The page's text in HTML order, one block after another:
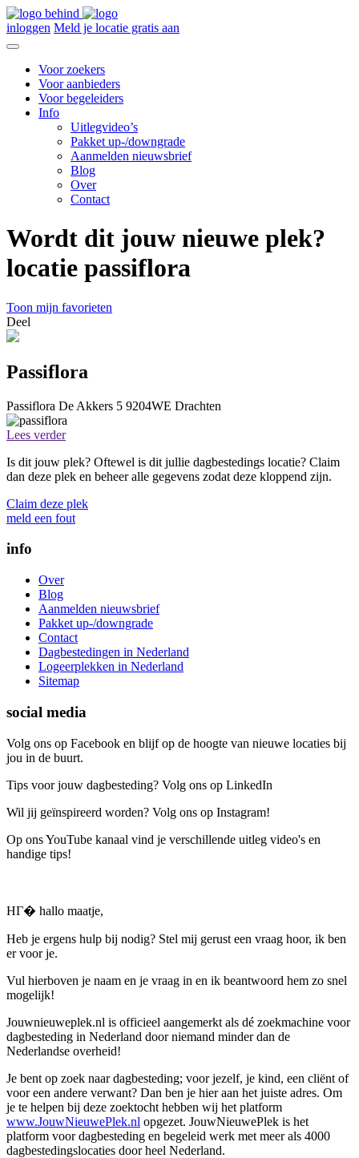
inloggen Meld je locatie gratis aan
Voor zoekers
Voor aanbieders
Voor begeleiders
Info
Uitlegvideo’s
Pakket up-/downgrade
Aanmelden nieuwsbrief
Blog
Over
Contact
Wordt dit jouw nieuwe plek?
locatie passiflora
Toon mijn favorieten
Deel
Passiflora
Passiflora De Akkers 5 9204WE Drachten
Lees verder
Is dit jouw plek? Oftewel is dit jullie dagbestedings locatie? Claim
dan deze plek en beheer alle gegevens zodat deze kloppend zijn.
Claim deze plek
meld een fout
info
Over
Blog
Aanmelden nieuwsbrief
Pakket up-/downgrade
Contact
Dagbestedingen in Nederland
Logeerplekken in Nederland
Sitemap
social media
Volg ons op Facebook en blijf op de hoogte van nieuwe locaties bij
jou in de buurt.
Tips voor jouw dagbesteding? Volg ons op LinkedIn
Wil jij geïnspireerd worden? Volg ons op Instagram!
Op ons YouTube kanaal vind je verschillende uitleg video's en
handige tips!
HГ� hallo maatje,
Heb je ergens hulp bij nodig? Stel mij gerust een vraag hoor, ik ben
er voor je.
Vul hierboven je naam en je vraag in en ik beantwoord hem zo snel
mogelijk!
Jouwnieuweplek.nl is officieel aangemerkt als dé zoekmachine voor
dagbesteding in Nederland door niemand minder dan de
Nederlandse overheid!
Je bent op zoek naar dagbesteding; voor jezelf, je kind, een cliënt of
voor een andere verwant? Dan ben je hier aan het juiste adres. Om
je te helpen bij deze zoektocht hebben wij het platform
www.JouwNieuwePlek.nl opgezet. JouwNieuwePlek is het
platform voor dagbesteding en begeleid werk met meer als 4000
dagbestedingslocaties door heel Nederland.